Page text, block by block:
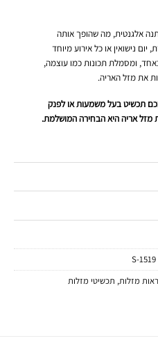
אלגנטית, מה שהופך אותה
נישואין או כל אירוע מיוחד
ומסמלת תכונות כמו עוצמה,
את מזל האריה.
תכשיט בעל משמעות או לפנק
מזל אריה היא הבחירה המושלמת.
1519-S
מזלות, תכשיטי מזלות